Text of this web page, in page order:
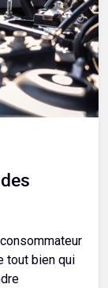
tout bien qui